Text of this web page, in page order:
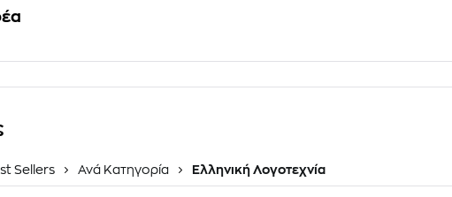
Sellers Ανά Κατηγορία Ελληνική Λογοτεχνία